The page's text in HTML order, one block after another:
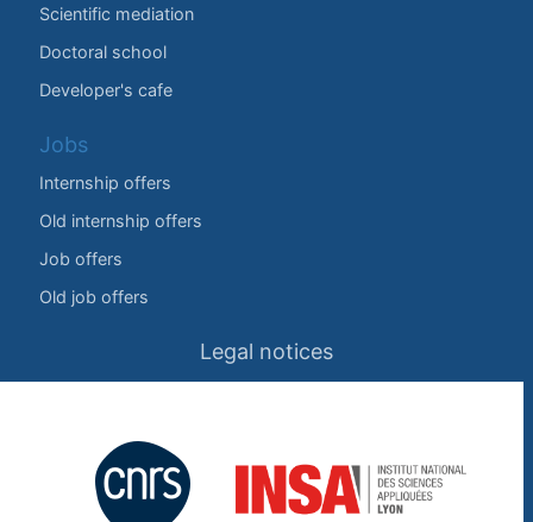
Scientific mediation
Doctoral school
Developer's cafe
Jobs
Internship offers
Old internship offers
Job offers
Old job offers
Legal notices